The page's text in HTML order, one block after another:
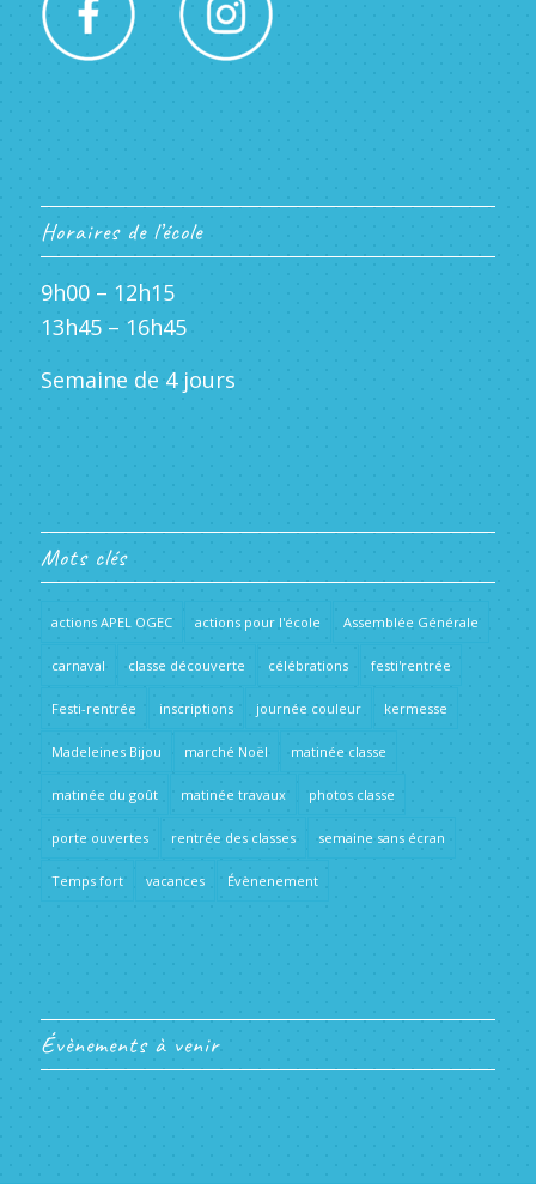
Horaires de l’école
9h00 – 12h15
13h45 – 16h45
Semaine de 4 jours
Mots clés
actions APEL OGEC actions pour l'école Assemblée Générale
carnaval classe découverte célébrations festi'rentrée
Festi-rentrée inscriptions journée couleur kermesse
Madeleines Bijou marché Noël matinée classe
matinée du goût matinée travaux photos classe
porte ouvertes rentrée des classes semaine sans écran
Temps fort vacances Évènenement
Évènements à venir